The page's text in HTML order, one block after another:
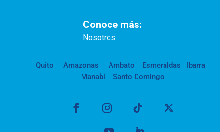
Conoce más:
Nosotros
Quito Amazonas Ambato Esmeraldas
Ibarra
Manabí
Santo Domingo